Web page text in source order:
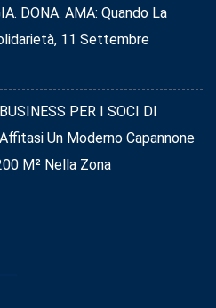
DONA. AMA: Quando La
11 Settembre
PER I SOCI DI
Un Moderno Capannone
M² Nella Zona